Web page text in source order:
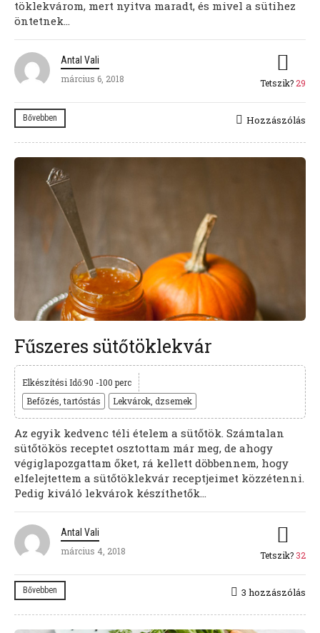
töklekvárom, mert nyitva maradt, és mivel a sütihez
öntetnek...
Antal Vali
március 6, 2018
Tetszik? 29
Bővebben Hozzászólás
Fűszeres sütőtöklekvár
Elkészítési Idő:90 -100 perc
Befőzés, tartóstás
Lekvárok, dzsemek
Az egyik kedvenc téli ételem a sütőtök. Számtalan
sütőtökös receptet osztottam már meg, de ahogy
végiglapozgattam őket, rá kellett döbbennem, hogy
elfelejtettem a sütőtöklekvár receptjeimet közzétenni.
Pedig kiváló lekvárok készíthetők...
Antal Vali
március 4, 2018
Tetszik? 32
Bővebben 3 hozzászólás